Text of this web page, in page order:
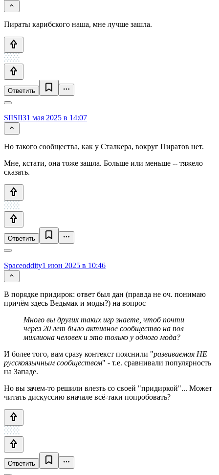
Пираты карибского наша, мне лучше зашла.
Ответить
SIISII31 мая 2025 в 14:07
Но такого сообщества, как у Сталкера, вокруг Пиратов нет.
Мне, кстати, она тоже зашла. Больше или меньше -- тяжело
сказать.
Ответить
Spaceoddity1 июн 2025 в 10:46
В порядке придирок: ответ был дан (правда не оч. понимаю
причём здесь Ведьмак и моды?) на вопрос
Много вы других таких игр знаете, чтоб почти
через 20 лет было активное сообщество на пол
миллиона человек и это только у одного мода?
И более того, вам сразу контекст пояснили "развиваемая НЕ
русскоязычным сообществом" - т.е. сравнивали популярность
на Западе.
Но вы зачем-то решили влезть со своей "придиркой"... Может
читать дискуссию вначале всё-таки попробовать?
Ответить